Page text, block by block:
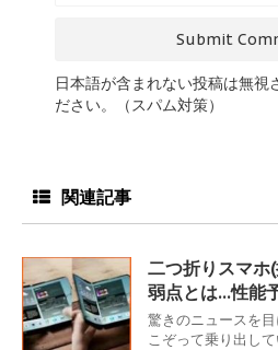
日本語が含まれない投稿は無視
ださい。（スパム対策）
関連記事
二つ折りスマホ
弱点とは…性能
驚きのニュースを
こぞって乗り出し